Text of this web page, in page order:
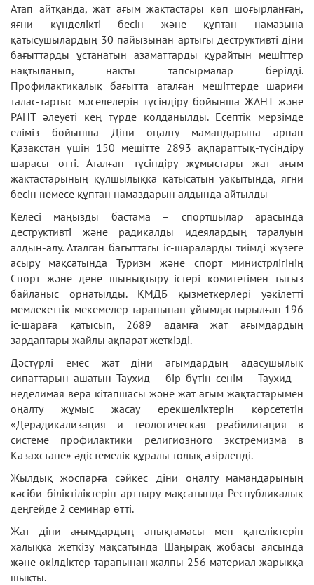
Атап айтқанда, жат ағым жақтастары көп шоғырланған,
яғни күнделікті бесін және құптан намазына
қатысушылардың 30 пайызынан артығы деструктивті діни
бағыттарды ұстанатын азаматтарды құрайтын мешіттер
нақтыланып, нақты тапсырмалар берілді.
Профилактикалық бағытта аталған мешіттерде шариғи
талас-тартыс мәселелерін түсіндіру бойынша ЖАНТ және
РАНТ әлеуеті кең түрде қолданылды. Есептік мерзімде
еліміз бойынша Діни оңалту мамандарына арнап
Қазақстан үшін 150 мешітте 2893 ақпараттық-түсіндіру
шарасы өтті. Аталған түсіндіру жұмыстары жат ағым
жақтастарының құлшылыққа қатысатын уақытында, яғни
бесін немесе құптан намаздарын алдында айтылды
Келесі маңызды бастама – спортшылар арасында
деструктивті және радикалды идеялардың таралуын
алдын-алу. Аталған бағыттағы іс-шараларды тиімді жүзеге
асыру мақсатында Туризм және спорт министрлігінің
Спорт және дене шынықтыру істері комитетімен тығыз
байланыс орнатылды. ҚМДБ қызметкерлері уәкілетті
мемлекеттік мекемелер тарапынан ұйымдастырылған 196
іс-шараға қатысып, 2689 адамға жат ағымдардың
зардаптары жайлы ақпарат жеткізді.
Дәстүрлі емес жат діни ағымдардың адасушылық
сипаттарын ашатын Таухид – бір бүтін сенім – Таухид –
неделимая вера кітапшасы және жат ағым жақтастарымен
оңалту жұмыс жасау ерекшеліктерін көрсететін
«Дерадикализация и теологическая реабилитация в
системе профилактики религиозного экстремизма в
Казахстане» әдістемелік құралы толық әзірленді.
Жылдық жоспарға сәйкес діни оңалту мамандарының
кәсіби біліктіліктерін арттыру мақсатында Республикалық
деңгейде 2 семинар өтті.
Жат діни ағымдардың анықтамасы мен қателіктерін
халыққа жеткізу мақсатында Шаңырақ жобасы аясында
және өкілдіктер тарапынан жалпы 256 материал жарыққа
шықты.